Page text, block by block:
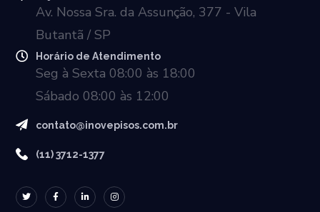
Av. Nossa Sra. da Assunção, 377 - Vila
Butantã / SP
Horário de Atendimento
Seg à Sexta 08:00 às 18:00
Sábado 08:00 às 12:00
contato@inovepisos.com.br
(11) 3712-1377